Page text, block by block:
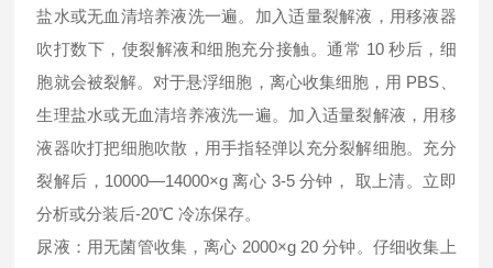
盐水或无血清培养液洗一遍。加入适量裂解液，用移液器
吹打数下，使裂解液和细胞充分接触。通常 10 秒后，细
胞就会被裂解。对于悬浮细胞，离心收集细胞，用 PBS、
生理盐水或无血清培养液洗一遍。加入适量裂解液，用移
液器吹打把细胞吹散，用手指轻弹以充分裂解细胞。充分
裂解后，10000—14000×g 离心 3-5 分钟， 取上清。立即
分析或分装后-20℃ 冷冻保存。
尿液：用无菌管收集，离心 2000×g 20 分钟。仔细收集上